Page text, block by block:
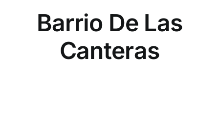
Barrio De Las
Canteras